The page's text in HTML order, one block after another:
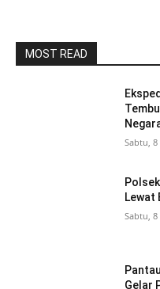
MOST READ
Sabtu, 8
Lewat
Sabtu, 8
Gelar